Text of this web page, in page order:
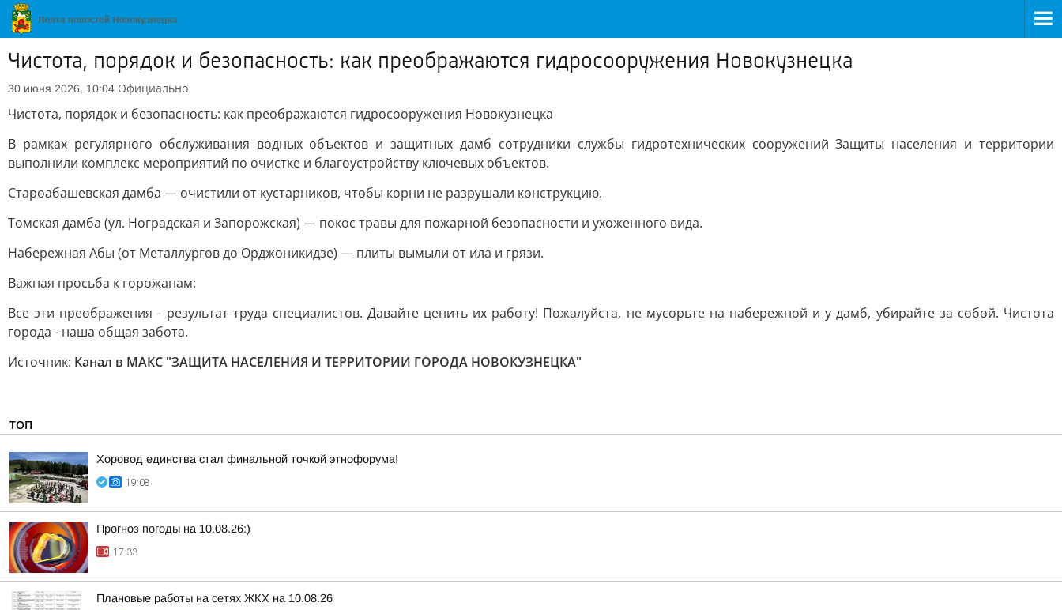
Чистота, порядок и безопасность: как преображаются гидросооружения Новокузнецка
30 июня 2026, 10:04 Официально
Чистота, порядок и безопасность: как преображаются гидросооружения Новокузнецка
В рамках регулярного обслуживания водных объектов и защитных дамб сотрудники службы гидротехнических сооружений Защиты населения и территории
выполнили комплекс мероприятий по очистке и благоустройству ключевых объектов.
Староабашевская дамба — очистили от кустарников, чтобы корни не разрушали конструкцию.
Томская дамба (ул. Ноградская и Запорожская) — покос травы для пожарной безопасности и ухоженного вида.
Набережная Абы (от Металлургов до Орджоникидзе) — плиты вымыли от ила и грязи.
Важная просьба к горожанам:
Все эти преображения - результат труда специалистов. Давайте ценить их работу! Пожалуйста, не мусорьте на набережной и у дамб, убирайте за собой. Чистота
города - наша общая забота.
Источник: Канал в МАКС "ЗАЩИТА НАСЕЛЕНИЯ И ТЕРРИТОРИИ ГОРОДА НОВОКУЗНЕЦКА"
ТОП
Хоровод единства стал финальной точкой этнофорума!
19:08
Прогноз погоды на 10.08.26:)
17:33
Плановые работы на сетях ЖКХ на 10.08.26